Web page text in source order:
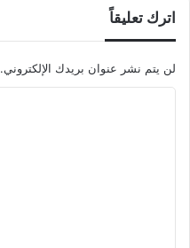
اترك تعليقاً
لن يتم نشر عنوان بريدك الإلكتروني.